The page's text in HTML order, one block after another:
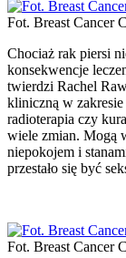
Fot. Breast Cancer
Chociaż rak piersi
konsekwencje
twierdzi Rachel
kliniczną w zakresie
radioterapia czy
wiele zmian. Mogą
niepokojem i
przestało się być
Fot. Breast Cancer